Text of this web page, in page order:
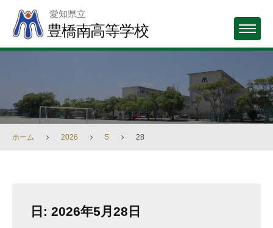
content
愛知県立
豊橋南高等学校 MENU
ホーム 2026 5 28
日: 2026年5月28日